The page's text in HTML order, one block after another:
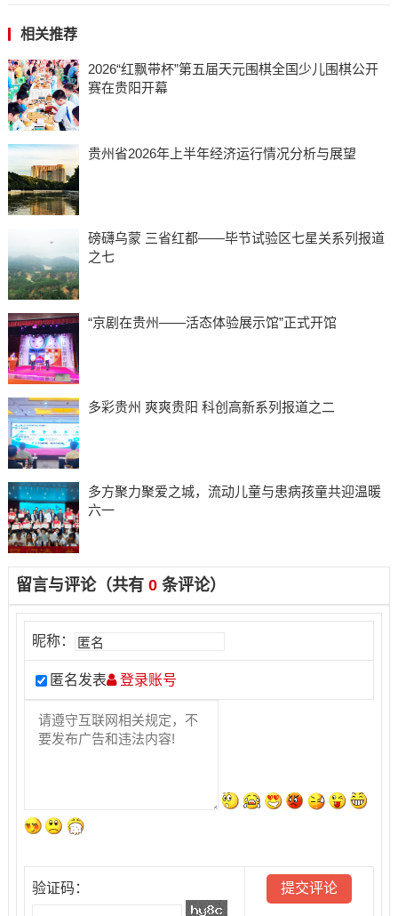
相关推荐
​​​​​​​2026“红飘带杯”第五届天元围棋全国少儿围棋公开
赛在贵阳开幕
贵州省2026年上半年经济运行情况分析与展望
磅礴乌蒙 三省红都——毕节试验区七星关系列报道
之七
“京剧在贵州——活态体验展示馆”正式开馆
多彩贵州 爽爽贵阳 科创高新系列报道之二
多方聚力聚爱之城，流动儿童与患病孩童共迎温暖
六一
留言与评论（共有 0条评论）
昵称：
匿名发表 登录账号
验证码：